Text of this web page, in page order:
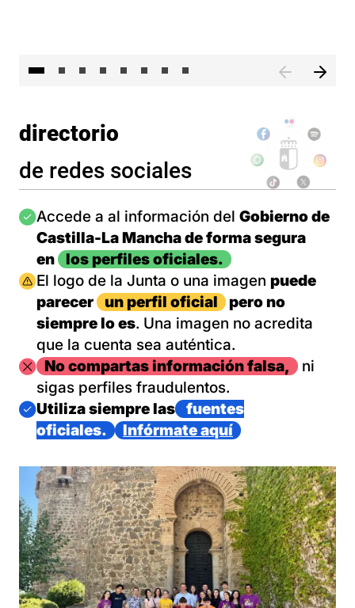
directorio
de redes sociales
Imagen
Accede a al información del Gobierno de
Castilla-La Mancha de forma segura
en
los perfiles oficiales.
Imagen
El logo de la Junta o una imagen puede
parecer
un perfil oficial
pero no
siempre lo es. Una imagen no acredita
que la cuenta sea auténtica.
ImagenNo compartas información falsa,
ni
sigas perfiles fraudulentos.
Imagen
Utiliza siempre las
fuentes
oficiales.
Infórmate aquí